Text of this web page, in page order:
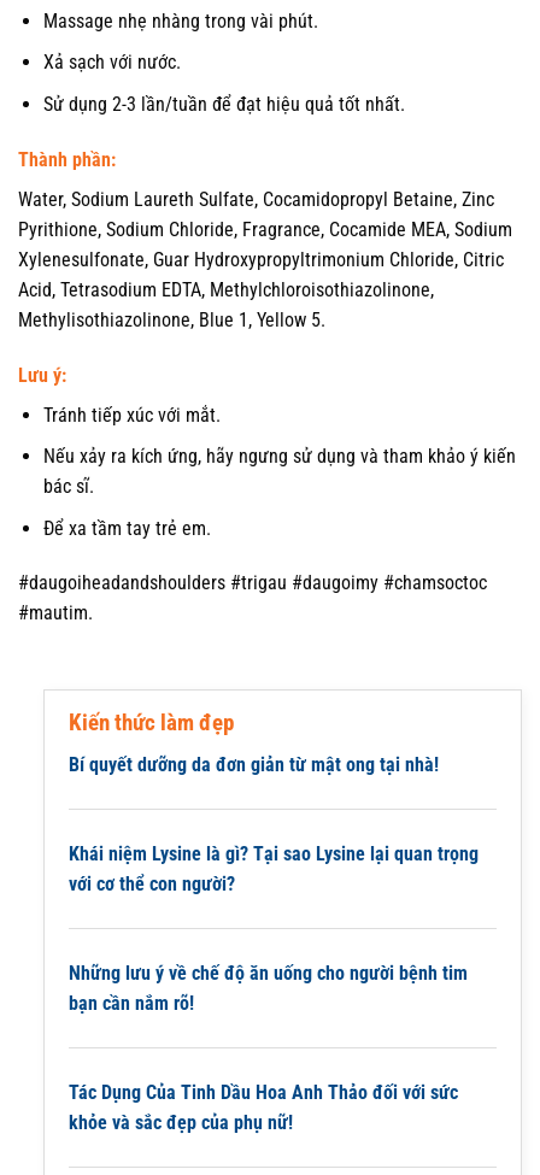
Massage nhẹ nhàng trong vài phút.
Xả sạch với nước.
Sử dụng 2-3 lần/tuần để đạt hiệu quả tốt nhất.
Thành phần:
Water, Sodium Laureth Sulfate, Cocamidopropyl Betaine, Zinc
Pyrithione, Sodium Chloride, Fragrance, Cocamide MEA, Sodium
Xylenesulfonate, Guar Hydroxypropyltrimonium Chloride, Citric
Acid, Tetrasodium EDTA, Methylchloroisothiazolinone,
Methylisothiazolinone, Blue 1, Yellow 5.
Lưu ý:
Tránh tiếp xúc với mắt.
Nếu xảy ra kích ứng, hãy ngưng sử dụng và tham khảo ý kiến
bác sĩ.
Để xa tầm tay trẻ em.
#daugoiheadandshoulders #trigau #daugoimy #chamsoctoc
#mautim.
Kiến thức làm đẹp
Bí quyết dưỡng da đơn giản từ mật ong tại nhà!
Khái niệm Lysine là gì? Tại sao Lysine lại quan trọng
với cơ thể con người?
Những lưu ý về chế độ ăn uống cho người bệnh tim
bạn cần nắm rõ!
Tác Dụng Của Tinh Dầu Hoa Anh Thảo đối với sức
khỏe và sắc đẹp của phụ nữ!